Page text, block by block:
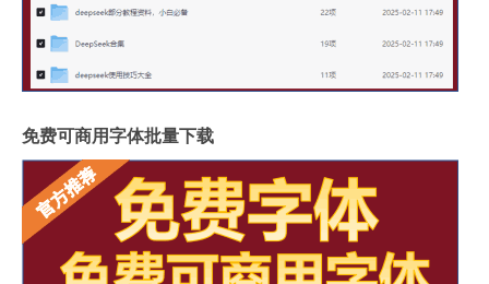
免费可商用字体批量下载